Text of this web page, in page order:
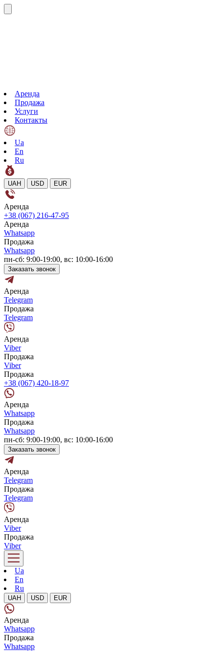
Аренда
Продажа
Услуги
Контакты
Ua
En
Ru
UAH USD EUR
Аренда
+38 (067) 216-47-95
Аренда
Whatsapp
Продажа
Whatsapp
пн-сб: 9:00-19:00, вс: 10:00-16:00
Заказать звонок
Аренда
Telegram
Продажа
Telegram
Аренда
Viber
Продажа
Viber
Продажа
+38 (067) 420-18-97
Аренда
Whatsapp
Продажа
Whatsapp
пн-сб: 9:00-19:00, вс: 10:00-16:00
Заказать звонок
Аренда
Telegram
Продажа
Telegram
Аренда
Viber
Продажа
Viber
Ua
En
Ru
UAH USD EUR
Аренда
Whatsapp
Продажа
Whatsapp